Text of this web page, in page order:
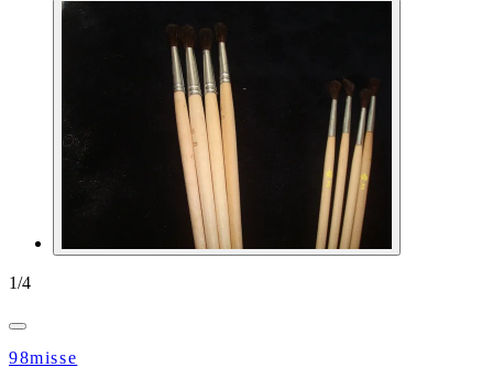
1/4
98misse